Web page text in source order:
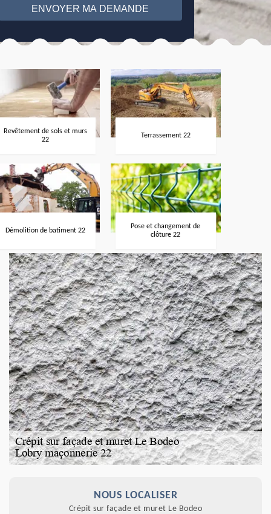
Revêtement de sols et murs
22
Terrassement 22
Démolition de batiment 22
Pose et changement de
clôture 22
NOUS LOCALISER
Crépit sur façade et muret Le Bodeo